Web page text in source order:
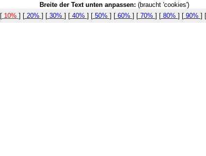
Breite der Text unten anpassen: (braucht 'cookies')
[10% ] [20% ] [30% ] [40% ] [50% ] [60% ] [70% ] [80% ] [90% ] [